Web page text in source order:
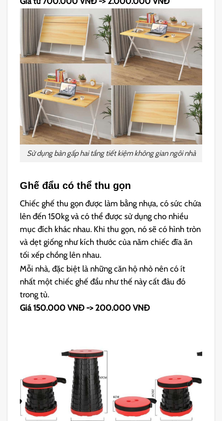
Sử dụng bàn gấp hai tầng tiết kiệm không gian ngôi nhà
Ghế đẩu có thể thu gọn
Chiếc ghế thu gọn được làm bằng nhựa, có sức chứa
lên đến 150kg và có thể được sử dụng cho nhiều
mục đích khác nhau. Khi thu gọn, nó sẽ có hình tròn
và dẹt giống như kích thước của năm chiếc đĩa ăn
tối xếp chồng lên nhau.
Mỗi nhà, đặc biệt là những căn hộ nhỏ nên có ít
nhất một chiếc ghế đẩu như thế này cất đâu đó
trong tủ.
Giá 150.000 VNĐ -> 200.000 VNĐ